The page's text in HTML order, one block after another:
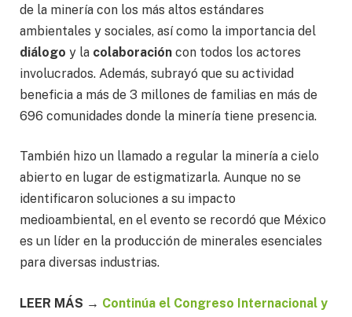
de la minería con los más altos estándares
ambientales y sociales, así como la importancia del
diálogo y la colaboración con todos los actores
involucrados. Además, subrayó que su actividad
beneficia a más de 3 millones de familias en más de
696 comunidades donde la minería tiene presencia.
También hizo un llamado a regular la minería a cielo
abierto en lugar de estigmatizarla. Aunque no se
identificaron soluciones a su impacto
medioambiental, en el evento se recordó que México
es un líder en la producción de minerales esenciales
para diversas industrias.
LEER MÁS → Continúa el Congreso Internacional y